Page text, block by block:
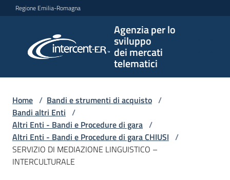
Vai al contenuto
Vai alla navigazione
Vai al footer
Regione Emilia-Romagna
Agenzia per lo
sviluppo
dei mercati
telematici
per lo
sviluppo
telematici
L'Agenzia
Home / Bandi e strumenti di acquisto /
Bandi altri Enti /
Altri Enti - Bandi e Procedure di gara /
Altri Enti - Bandi e Procedure di gara CHIUSI /
SERVIZIO DI MEDIAZIONE LINGUISTICO –
INTERCULTURALE